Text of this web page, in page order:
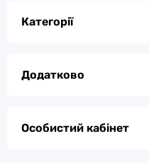
Категорії
Додатково
Особистий кабінет